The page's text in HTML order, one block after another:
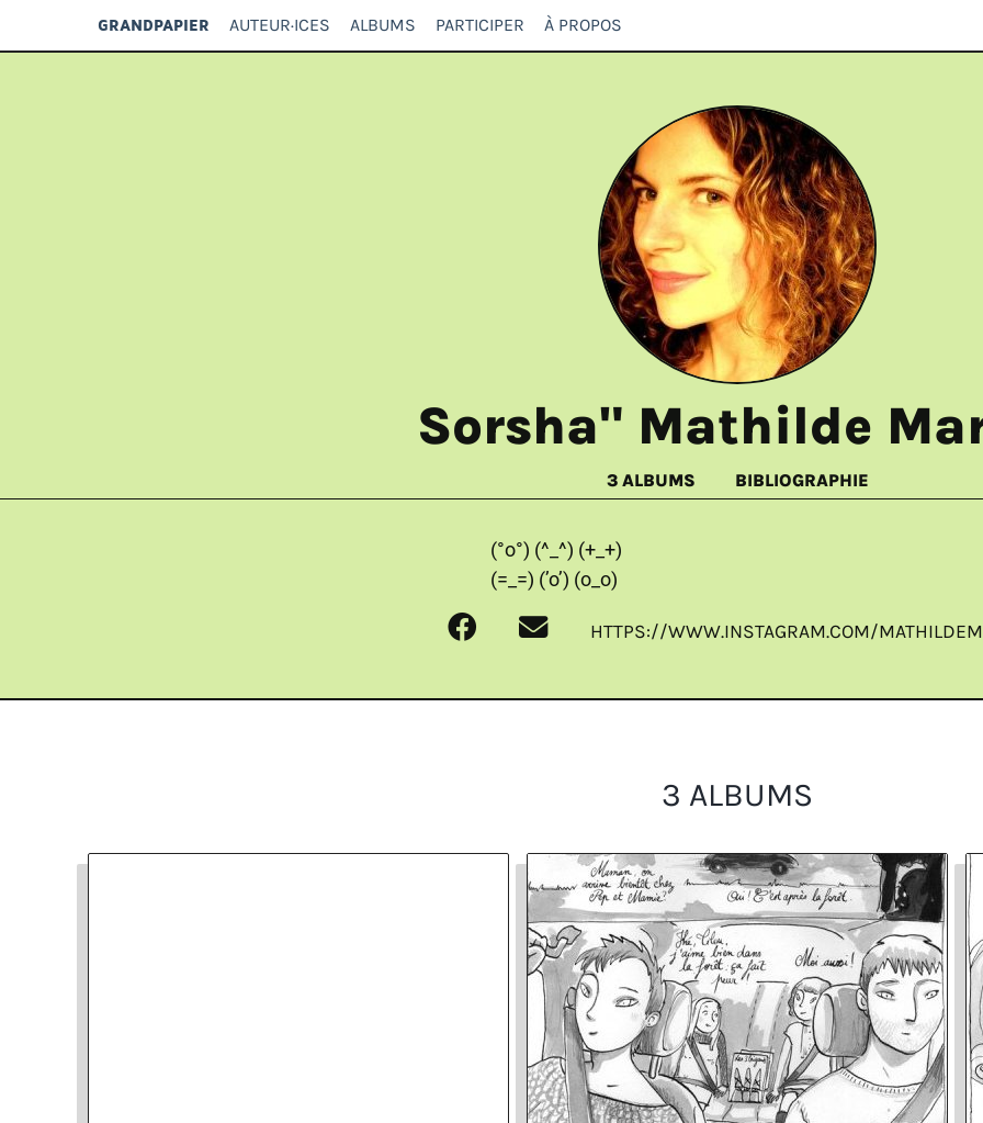
GRANDPAPIER AUTEUR·ICES ALBUMS PARTICIPER À PROPOS
Sorsha" Mathilde
3 ALBUMS BIBLIOGRAPHIE
(°o°) (^_^) (+_+)
(=_=) (’o’) (o_o)
HTTPS://WWW.INSTAGRAM.COM/
3 ALBUMS